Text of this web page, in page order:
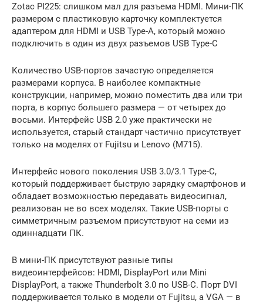
Zotac PI225: слишком мал для разъема HDMI. Мини-ПК
размером с пластиковую карточку комплектуется
адаптером для HDMI и USB Type-A, который можно
подключить в один из двух разъемов USB Type-C
Количество USB-портов зачастую определяется
размерами корпуса. В наиболее компактные
конструкции, например, можно поместить два или три
порта, в корпус большего размера — от четырех до
восьми. Интерфейс USB 2.0 уже практически не
используется, старый стандарт частично присутствует
только на моделях от Fujitsu и Lenovo (M715).
Интерфейс нового поколения USB 3.0/3.1 Type-C,
который поддерживает быструю зарядку смартфонов и
обладает возможностью передавать видеосигнал,
реализован не во всех моделях. Такие USB-порты с
симметричным разъемом присутствуют на семи из
одиннадцати ПК.
В мини-ПК присутствуют разные типы
видеоинтерфейсов: HDMI, DisplayPort или Mini
DisplayPort, а также Thunderbolt 3.0 по USB-C. Порт DVI
поддерживается только в модели от Fujitsu, а VGA — в